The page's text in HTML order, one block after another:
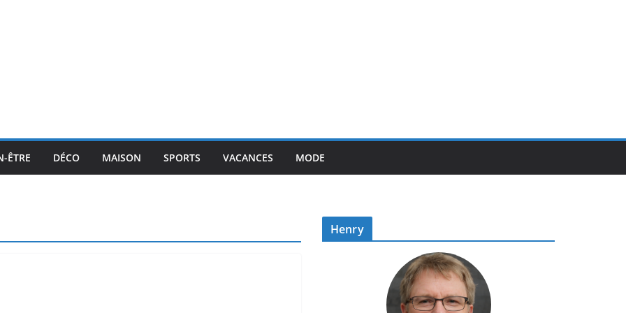
ÊTRE DÉCO MAISON SPORTS VACANCES MODE
Henry